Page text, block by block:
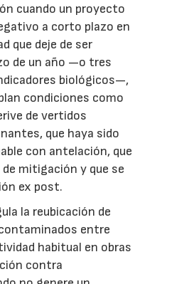
cuando un proyecto
a corto plazo en
que deje de ser
de un año —o tres
biológicos—,
condiciones como
de vertidos
que haya sido
con antelación, que
mitigación y que se
ex post.
la reubicación de
entre
habitual en obras
contra